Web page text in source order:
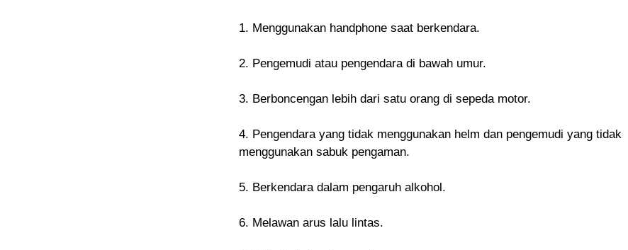
1. Menggunakan handphone saat berkendara.
2. Pengemudi atau pengendara di bawah umur.
3. Berboncengan lebih dari satu orang di sepeda motor.
4. Pengendara yang tidak menggunakan helm dan pengemudi yang tidak
menggunakan sabuk pengaman.
5. Berkendara dalam pengaruh alkohol.
6. Melawan arus lalu lintas.